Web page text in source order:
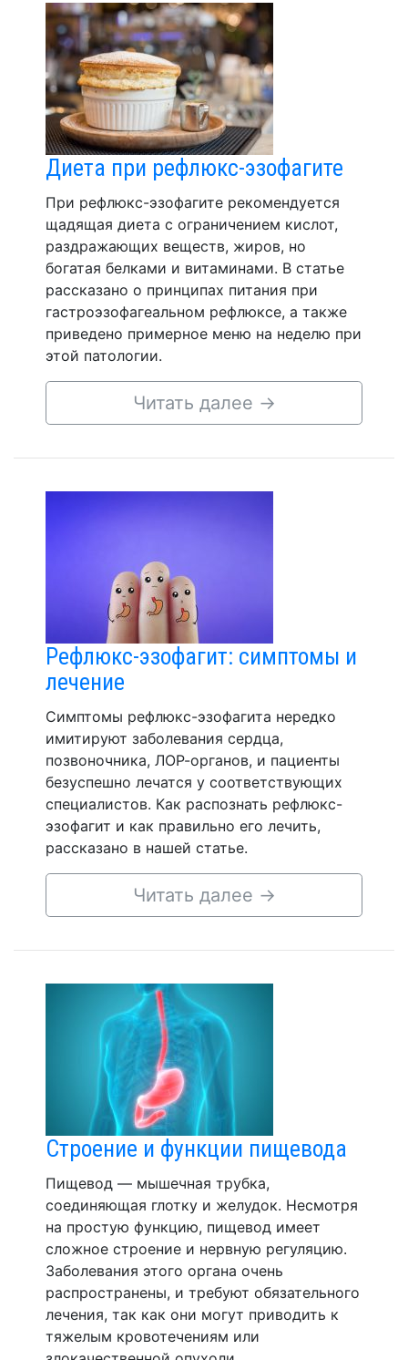
Диета при рефлюкс-эзофагите
При рефлюкс-эзофагите рекомендуется
щадящая диета с ограничением кислот,
раздражающих веществ, жиров, но
богатая белками и витаминами. В статье
рассказано о принципах питания при
гастроэзофагеальном рефлюксе, а также
приведено примерное меню на неделю при
этой патологии.
Читать далее →
Рефлюкс-эзофагит: симптомы и
лечение
Симптомы рефлюкс-эзофагита нередко
имитируют заболевания сердца,
позвоночника, ЛОР-органов, и пациенты
безуспешно лечатся у соответствующих
специалистов. Как распознать рефлюкс-
эзофагит и как правильно его лечить,
рассказано в нашей статье.
Читать далее →
Строение и функции пищевода
Пищевод — мышечная трубка,
соединяющая глотку и желудок. Несмотря
на простую функцию, пищевод имеет
сложное строение и нервную регуляцию.
Заболевания этого органа очень
распространены, и требуют обязательного
лечения, так как они могут приводить к
тяжелым кровотечениям или